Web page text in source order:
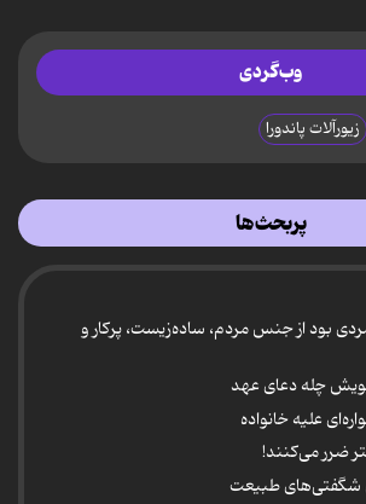
وب‌گردی
زیورآلات پاندورا
پربحث‌ها
بود از جنس مردم، ساده‌زیست، پرکار و
چله دعای عهد
ضرر می‌کنند!
شگفتی‌های طبیعت